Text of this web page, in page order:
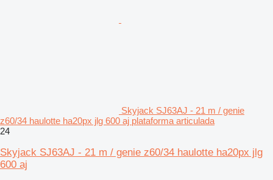
Skyjack SJ63AJ - 21 m / genie
z60/34 haulotte ha20px jlg 600 aj plataforma articulada
24
Skyjack SJ63AJ - 21 m / genie z60/34 haulotte ha20px jlg
600 aj